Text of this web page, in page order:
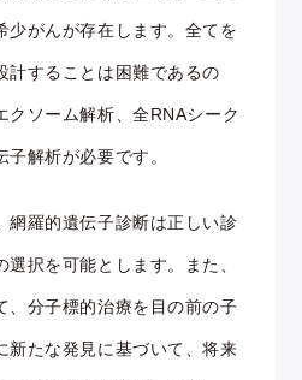
少がんが存在します。全てを
計することは困難であるの
クソーム解析、全RNAシーク
解析が必要です。
網羅的遺伝子診断は正しい診
択を可能とします。また、
、分子標的治療を目の前の子
新たな発見に基づいて、将来